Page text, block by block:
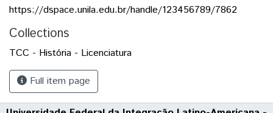
https://dspace.unila.edu.br/handle/123456789/7862
Collections
TCC - História - Licenciatura
Full item page